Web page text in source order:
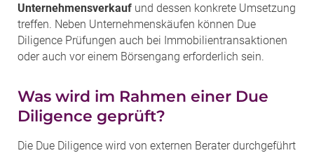
Unternehmensverkauf und dessen konkrete Umsetzung
treffen. Neben Unternehmenskäufen können Due
Diligence Prüfungen auch bei Immobilientransaktionen
oder auch vor einem Börsengang erforderlich sein.
Was wird im Rahmen einer Due
Diligence geprüft?
Die Due Diligence wird von externen Berater durchgeführt